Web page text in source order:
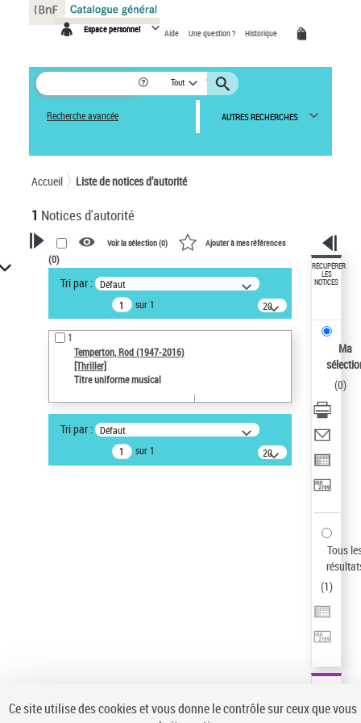
Espace personnel Aide Une question ? Historique
Tout
Recherche avancée AUTRES RECHERCHES
Accueil Liste de notices d’autorité
1 Notices d'autorité
VOTRE RECHERCHE
Recherche avancée dans les
notices d’autorité
Œuvres liées à l'auteur :
Temperton, Rod (1947-2016)
Type de notice d'autorité
Voir la sélection (0) Ajouter à mes références
(0)
Tri par : Défaut
sur 1
20
résultats/page
1
Temperton, Rod (1947-2016)
[Thriller]
Titre uniforme musical
Tri par : Défaut
sur 1
20
résultats/page
RÉCUPÉRER
LES
NOTICES
Ma
(0)
Tous
(1)
Panneau de gestion des cookies
Ce site utilise des cookies et vous donne le contrôle sur ceux que vous